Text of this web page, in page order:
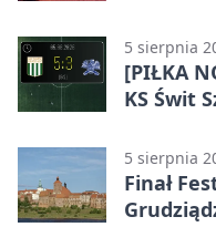
5 sierpnia
[PIŁKA
KS Świt
odwrócili
5 sierpnia
Finał